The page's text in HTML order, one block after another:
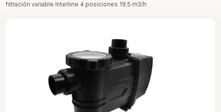
filtración variable Interline 4 posiciones 19,5 m3/h